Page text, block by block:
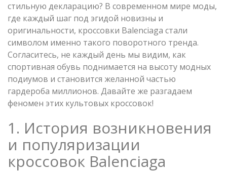
стильную декларацию? В современном мире моды,
где каждый шаг под эгидой новизны и
оригинальности, кроссовки Balenciaga стали
символом именно такого поворотного тренда.
Согласитесь, не каждый день мы видим, как
спортивная обувь поднимается на высоту модных
подиумов и становится желанной частью
гардероба миллионов. Давайте же разгадаем
феномен этих культовых кроссовок!
1. История возникновения
и популяризации
кроссовок Balenciaga